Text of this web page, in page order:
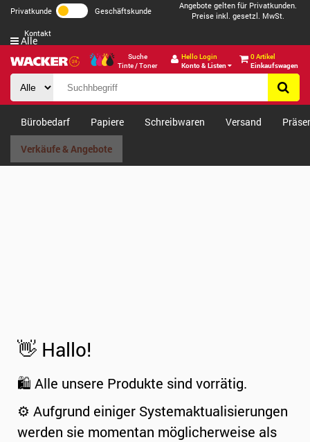
Privatkunde Geschäftskunde
Angebote gelten für Privatkunden.
Preise inkl. gesetzl. MwSt.
Kontakt
Suche
Tinte / Toner
Hello Login
Konto & Listen
0 Artikel
Einkaufswagen
Alle
Bürobedarf Papiere Schreibwaren Versand
Verkäufe & Angebote
👋 Hallo!
🛍️ Alle unsere Produkte sind vorrätig.
⚙️ Aufgrund einiger Systemaktualisierungen
werden sie momentan möglicherweise als